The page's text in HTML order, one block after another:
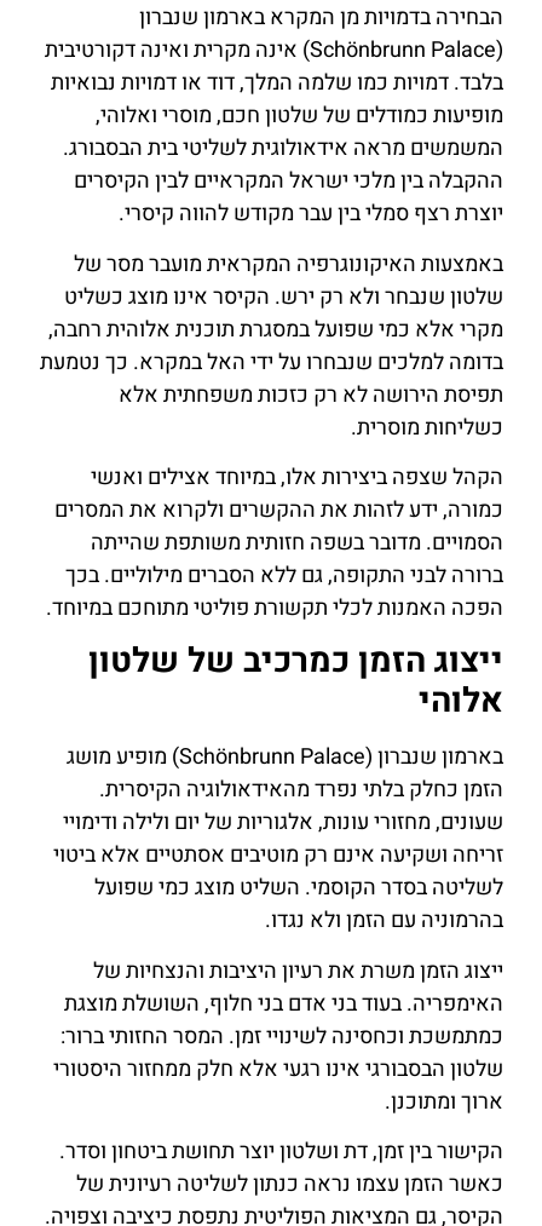
הבחירה בדמויות מן המקרא בארמון שנברון
(Schönbrunn Palace) אינה מקרית ואינה דקורטיבית
בלבד. דמויות כמו שלמה המלך, דוד או דמויות נבואיות
מופיעות כמודלים של שלטון חכם, מוסרי ואלוהי,
המשמשים מראה אידאולוגית לשליטי בית הבסבורג.
ההקבלה בין מלכי ישראל המקראיים לבין הקיסרים
יוצרת רצף סמלי בין עבר מקודש להווה קיסרי.
באמצעות האיקונוגרפיה המקראית מועבר מסר של
שלטון שנבחר ולא רק ירש. הקיסר אינו מוצג כשליט
מקרי אלא כמי שפועל במסגרת תוכנית אלוהית רחבה,
בדומה למלכים שנבחרו על ידי האל במקרא. כך נטמעת
תפיסת הירושה לא רק כזכות משפחתית אלא
כשליחות מוסרית.
הקהל שצפה ביצירות אלו, במיוחד אצילים ואנשי
כמורה, ידע לזהות את ההקשרים ולקרוא את המסרים
הסמויים. מדובר בשפה חזותית משותפת שהייתה
ברורה לבני התקופה, גם ללא הסברים מילוליים. בכך
הפכה האמנות לכלי תקשורת פוליטי מתוחכם במיוחד.
ייצוג הזמן כמרכיב של שלטון
אלוהי
בארמון שנברון (Schönbrunn Palace) מופיע מושג
הזמן כחלק בלתי נפרד מהאידאולוגיה הקיסרית.
שעונים, מחזורי עונות, אלגוריות של יום ולילה ודימויי
זריחה ושקיעה אינם רק מוטיבים אסתטיים אלא ביטוי
לשליטה בסדר הקוסמי. השליט מוצג כמי שפועל
בהרמוניה עם הזמן ולא נגדו.
ייצוג הזמן משרת את רעיון היציבות והנצחיות של
האימפריה. בעוד בני אדם בני חלוף, השושלת מוצגת
כמתמשכת וכחסינה לשינויי זמן. המסר החזותי ברור:
שלטון הבסבורגי אינו רגעי אלא חלק ממחזור היסטורי
ארוך ומתוכנן.
הקישור בין זמן, דת ושלטון יוצר תחושת ביטחון וסדר.
כאשר הזמן עצמו נראה כנתון לשליטה רעיונית של
הקיסר, גם המציאות הפוליטית נתפסת כיציבה וצפויה.